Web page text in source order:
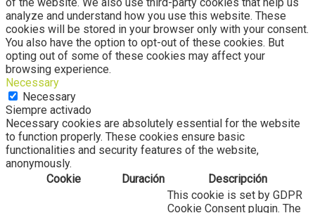
analyze and understand how you use this website. These
cookies will be stored in your browser only with your consent.
You also have the option to opt-out of these cookies. But
opting out of some of these cookies may affect your
browsing experience.
Necessary
Necessary
Siempre activado
Necessary cookies are absolutely essential for the website
to function properly. These cookies ensure basic
functionalities and security features of the website,
anonymously.
Cookie
Duración Descripción
This cookie is set by GDPR
Cookie Consent plugin. The